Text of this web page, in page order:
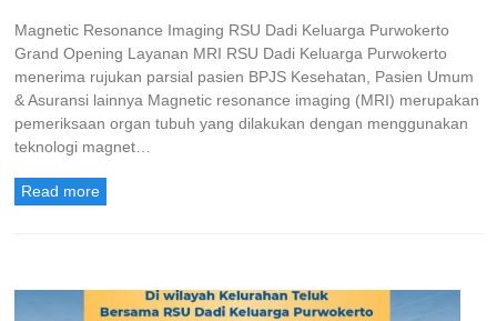
Magnetic Resonance Imaging RSU Dadi Keluarga Purwokerto
Grand Opening Layanan MRI RSU Dadi Keluarga Purwokerto
menerima rujukan parsial pasien BPJS Kesehatan, Pasien Umum
& Asuransi lainnya Magnetic resonance imaging (MRI) merupakan
pemeriksaan organ tubuh yang dilakukan dengan menggunakan
teknologi magnet…
Read more